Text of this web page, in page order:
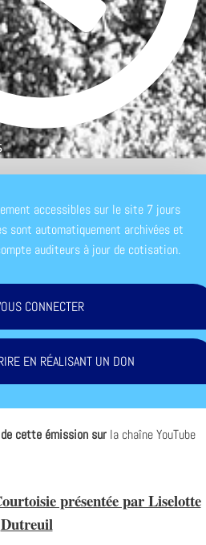
accessibles sur le site 7 jours
sont automatiquement archivées et
auditeurs à jour de cotisation.
CONNECTER
EN RÉALISANT UN DON
cette émission sur la chaîne YouTube
présentée par Liselotte
Dutreuil